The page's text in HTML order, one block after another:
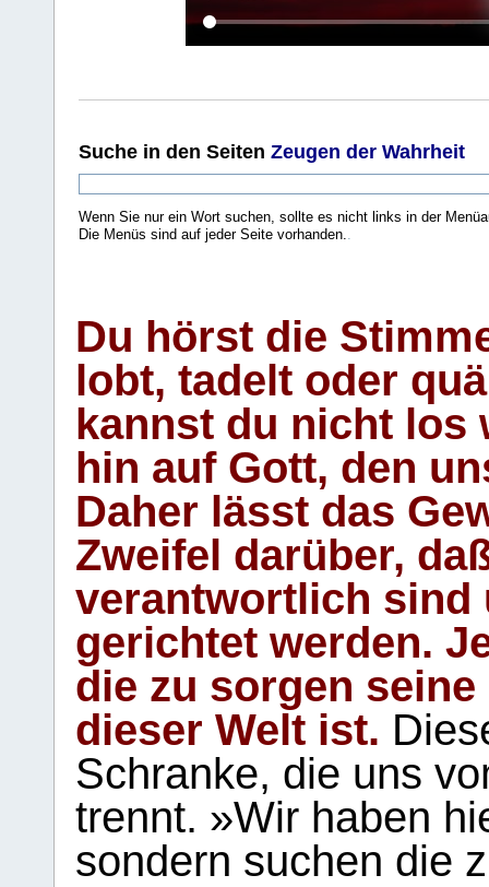
Suche in den Seiten Zeugen der Wahrheit
Wenn Sie nur ein Wort suchen, sollte es nicht links in der
Die Menüs sind auf jeder Seite vorhanden..
Du hörst die
lobt, tadelt oder
kannst du nicht los
hin auf Gott, den
Daher lässt das
Zweifel darüber,
verantwortlich sind
gerichtet werden.
die zu sorgen
dieser Welt ist.
Schranke, die uns
trennt. »Wir haben
sondern suchen die